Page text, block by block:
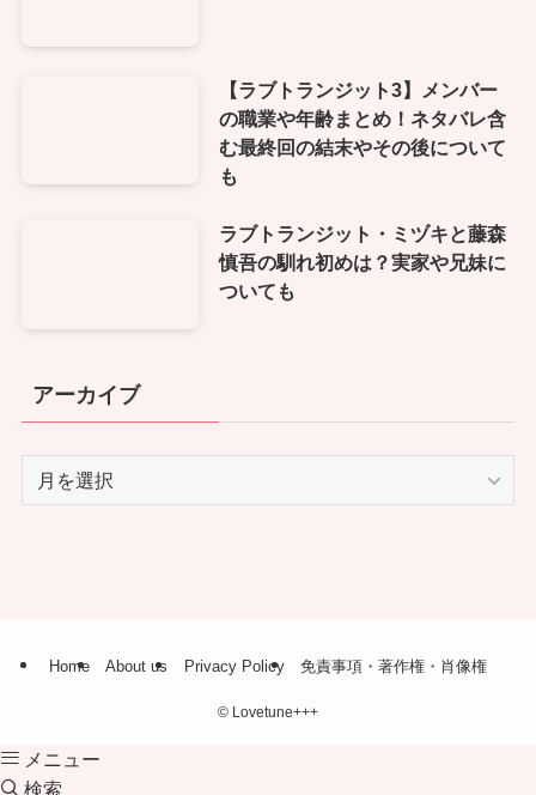
【ラブトランジット3】メンバー
の職業や年齢まとめ！ネタバレ含
む最終回の結末やその後について
も
ラブトランジット・ミヅキと藤森
慎吾の馴れ初めは？実家や兄妹に
ついても
アーカイブ
Home About us Privacy Policy 免責事項・著作権・肖像権
© Lovetune+++
メニュー
検索